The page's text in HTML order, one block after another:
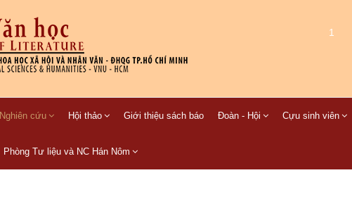
1
Nghiên cứu Hội thảo Giới thiệu sách báo Đoàn - Hội Cựu sinh viên
Phòng Tư liệu và NC Hán Nôm